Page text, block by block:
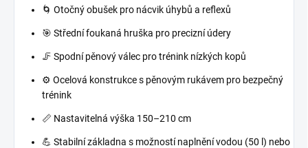
🌀 Otočný obušek pro nácvik úhybů a reflexů
🎯 Střední foukaná hruška pro precizní údery
🦵 Spodní pěnový válec pro trénink nízkých kopů
⚙️ Ocelová konstrukce s pěnovým rukávem pro bezpečný
trénink
📏 Nastavitelná výška 150–210 cm
💪 Stabilní základna s možností naplnění vodou (50 l) nebo